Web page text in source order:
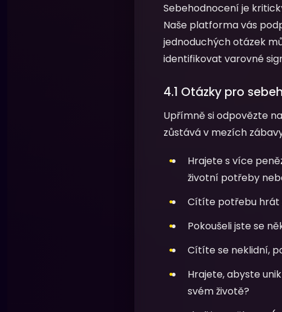
Sebehodnocení je
Naše platforma vás
jednoduchých otázek
identifikovat varovné
4.1 Otázky pro
Upřímně si odpovězte
zůstává v mezích
Hrajete s více
životní potřeby
Cítíte potřebu hrát
Pokoušeli jste se
Cítíte se neklidní,
Hrajete, abyste
svém životě?